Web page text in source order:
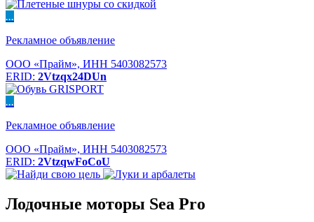
...
Рекламное объявление
ООО «Прайм», ИНН 5403082573
ERID: 2Vtzqx24DUn
...
Рекламное объявление
ООО «Прайм», ИНН 5403082573
ERID: 2VtzqwFoCoU
Лодочные моторы Sea Pro